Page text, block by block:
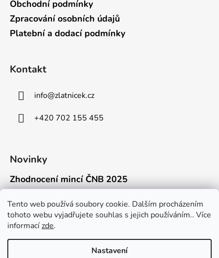
Tento web používá soubory cookie. Dalším procházením
tohoto webu vyjadřujete souhlas s jejich používáním.. Více
informacízde.
Nastavení
Obchodní podmínky
Zpracování osobních údajů
Platební a dodací podmínky
Kontakt
info@zlatnicek.cz
+420 702 155 455
Novinky
Zhodnocení mincí ČNB 2025
Připravili jsme pro vás jednoduchý a př...
Mýty o přepravě zlatých mincí mimo EU
Kdo někdy držel v ruce zlatou minci Wie...